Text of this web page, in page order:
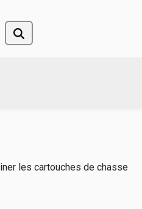
les cartouches de chasse